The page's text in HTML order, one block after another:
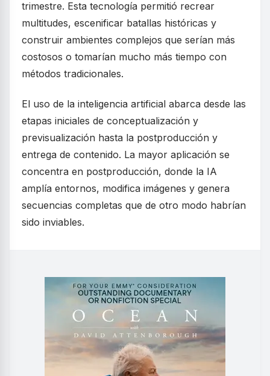
trimestre. Esta tecnología permitió recrear
multitudes, escenificar batallas históricas y
construir ambientes complejos que serían más
costosos o tomarían mucho más tiempo con
métodos tradicionales.
El uso de la inteligencia artificial abarca desde las
etapas iniciales de conceptualización y
previsualización hasta la postproducción y
entrega de contenido. La mayor aplicación se
concentra en postproducción, donde la IA
amplía entornos, modifica imágenes y genera
secuencias completas que de otro modo habrían
sido inviables.